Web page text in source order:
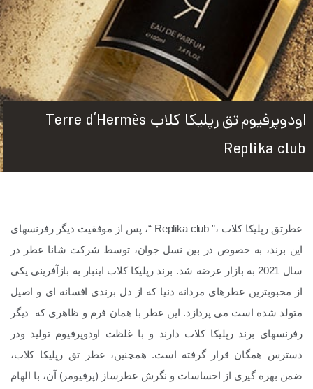
اودوپرفیوم تق رپلیکا کلاب Terre d’Hermès
Replika club
عطرتق رپلیکا کلاب ،” Replika club “، پس از موفقیت دیگر رفرنسهای
این برند، به خصوص در بین نسل جوان، توسط شرکت شانا عطر در
سال 2021 به بازار عرضه شد. برند رپلیکا کلاب اینبار به بازآفرینی یکی
از محبوبترین عطرهای مردانه دنیا که از دل برندی افسانه ای و اصیل
متولد شده است می پردازد. این عطر با همان فرم و ظاهری که دیگر
رفرنسهای برند رپلیکا کلاب دارند و با غلظت اودوپرفیوم تولید ودر
دسترس همگان قرار گرفته است. همچنین، عطر تق رپلیکا کلاب،
ضمن بهره گیری از احساسات و نگرش عطرساز (پرفیومر) آن، با الهام